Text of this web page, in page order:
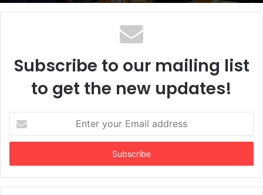
સુરતના ગ્રે કાપડના મેન્યુફેક્ચરર્સ કોઈપણ મધ્યસ્થી
વગર સીધા જ શ્રીલંકાના આધુનિક ગારમેન્ટ
યુનિટ્સને ફેબ્રિક એક્સપોર્ટ કરી શકશે
Subscribe to our mailing list
to get the new updates!
your
Email